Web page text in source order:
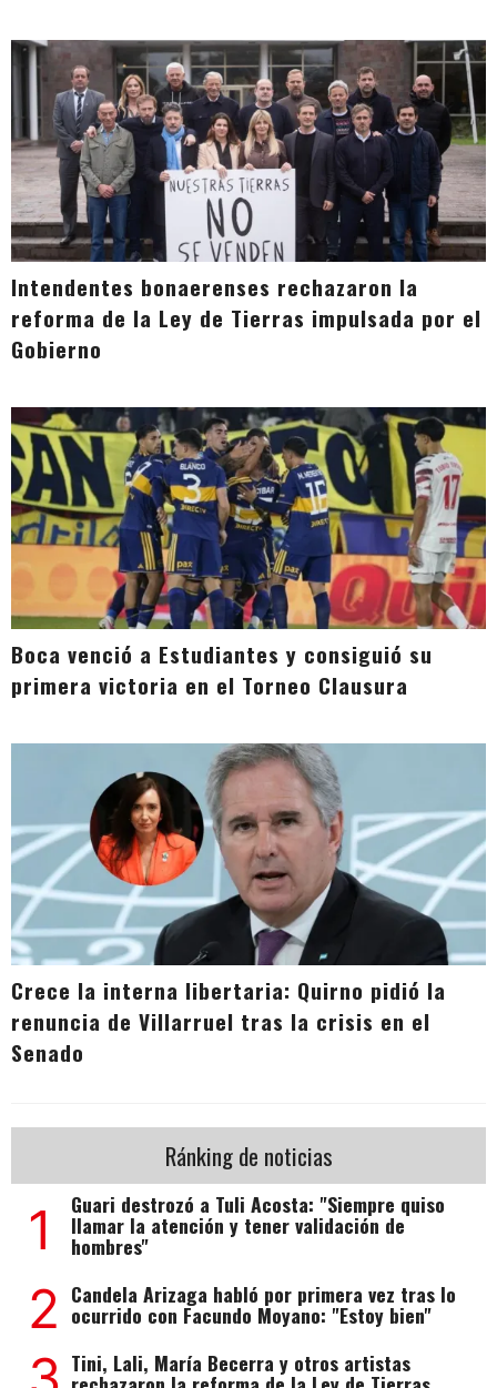
Intendentes bonaerenses rechazaron la
reforma de la Ley de Tierras impulsada por el
Gobierno
Boca venció a Estudiantes y consiguió su
primera victoria en el Torneo Clausura
Crece la interna libertaria: Quirno pidió la
renuncia de Villarruel tras la crisis en el
Senado
Ránking de noticias
1 Guari destrozó a Tuli Acosta: "Siempre quiso
llamar la atención y tener validación de
hombres"
2 Candela Arizaga habló por primera vez tras lo
ocurrido con Facundo Moyano: "Estoy bien"
Tini, Lali, María Becerra y otros artistas